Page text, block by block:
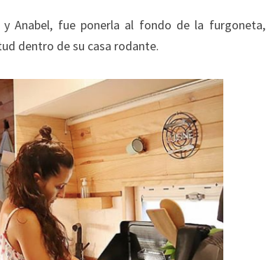
Anabel, fue ponerla al fondo de la furgoneta,
dentro de su casa rodante.